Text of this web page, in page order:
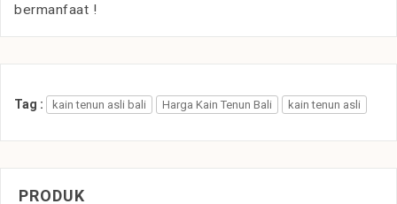
bermanfaat !
Tag : kain tenun asli bali Harga Kain Tenun Bali kain tenun asli
PRODUK